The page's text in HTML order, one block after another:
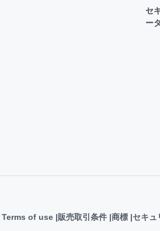
セ
ー
Terms of use 販売取引条件 商標 セキュ